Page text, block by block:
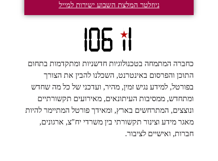
ניוזלטר המלצת השבוע ישירות למייל
כחברה המתמחה בטכנולוגיות חדשניות ומתקדמות בתחום
התוכן והפרסום באינטרנט, השכלנו להבין את הצורך
בפורטל, למידע נגיש זמין, מהיר, ועדכני של כל מה שחדש
ומתחדש, ממסיבות העיתונאים, מאירועים תקשורתיים
ונוצצים, המתרחשים בארץ, ומאידך פורטל המתיימר להיות
מאגר מידע וצינור תקשורתי בין משרדי יח"צ, ארגונים,
חברות, ואישיים לציבור.